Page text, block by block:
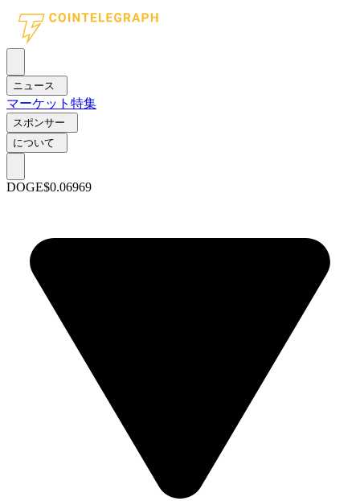
ニュース
マーケット 特集
スポンサー
について
DOGE$0.06969